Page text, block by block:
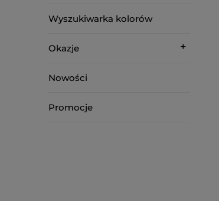
Wyszukiwarka kolorów
Okazje
Nowości
Promocje